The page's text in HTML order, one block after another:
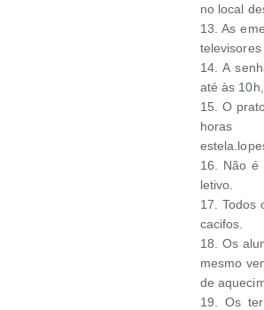
no local
13. As
14. A
até às
15. O
horas
16. Não é
letivo.
17. Todos
cacifos.
18. Os
mesmo
de
19. Os